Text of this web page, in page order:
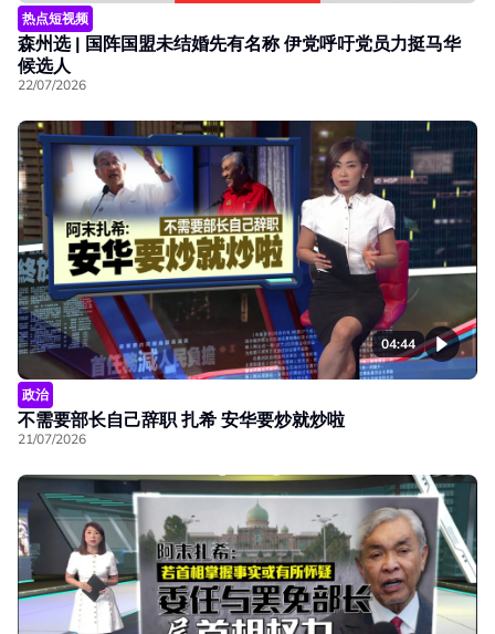
热点短视频
森州选 | 国阵国盟未结婚先有名称 伊党呼吁党员力挺马华
候选人
22/07/2026
04:44
政治
不需要部长自己辞职 扎希 安华要炒就炒啦
21/07/2026